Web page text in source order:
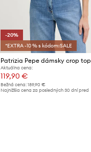
-20%
*EXTRA -10 % s kódom:SALE
Patrizia Pepe dámsky crop top
Aktuálna cena:
119,90 €
Bežná cena:189,90 €
Najnižšia cena za posledných 30 dní pred